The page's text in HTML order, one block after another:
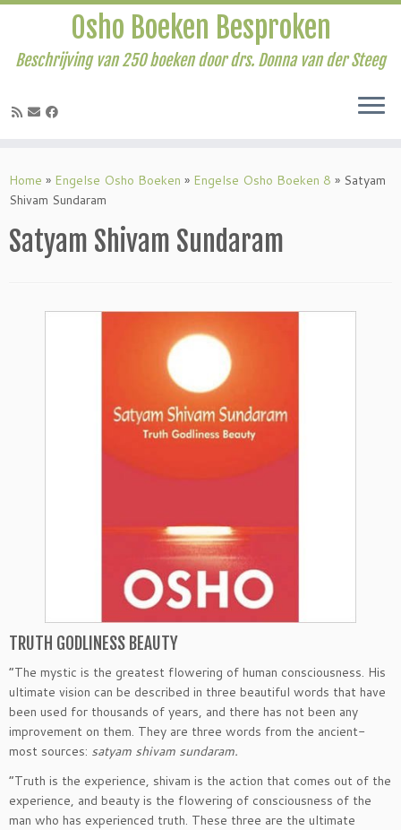
naar
inhoud
Osho Boeken Besproken
Beschrijving van 250 boeken door drs. Donna van der Steeg
Home » Engelse Osho Boeken » Engelse Osho Boeken 8 » Satyam
Shivam Sundaram
Satyam Shivam Sundaram
TRUTH GODLINESS BEAUTY
“The mystic is the greatest flowering of human consciousness. His
ultimate vision can be described in three beautiful words that have
been used for thousands of years, and there has not been any
improvement on them. They are three words from the ancient-
most sources: satyam shivam sundaram.
“Truth is the experience, shivam is the action that comes out of the
experience, and beauty is the flowering of consciousness of the
man who has experienced truth. These three are the ultimate